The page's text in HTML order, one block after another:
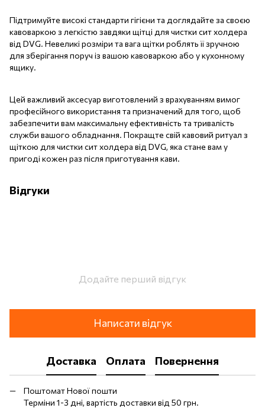
Підтримуйте високі стандарти гігієни та доглядайте за своєю
кавоваркою з легкістю завдяки щітці для чистки сит холдера
від DVG. Невеликі розміри та вага щітки роблять її зручною
для зберігання поруч із вашою кавоваркою або у кухонному
ящику.
Цей важливий аксесуар виготовлений з врахуванням вимог
професійного використання та призначений для того, щоб
забезпечити вам максимальну ефективність та тривалість
служби вашого обладнання. Покращте свій кавовий ритуал з
щіткою для чистки сит холдера від DVG, яка стане вам у
пригоді кожен раз після приготування кави.
Відгуки
Додайте перший відгук
Написати відгук
Доставка Оплата Повернення
Поштомат Нової пошти
Терміни 1-3 дні, вартість доставки від 50 грн.